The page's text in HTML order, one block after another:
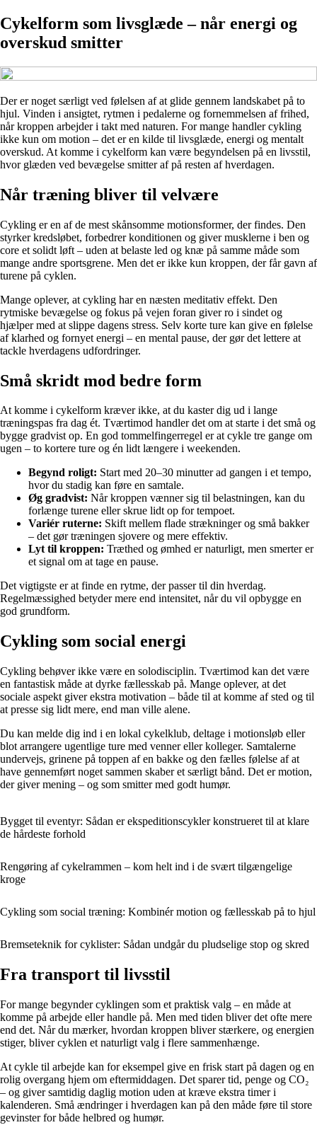
Cykelform som livsglæde – når energi og
overskud smitter
Der er noget særligt ved følelsen af at glide gennem landskabet på to
hjul. Vinden i ansigtet, rytmen i pedalerne og fornemmelsen af frihed,
når kroppen arbejder i takt med naturen. For mange handler cykling
ikke kun om motion – det er en kilde til livsglæde, energi og mentalt
overskud. At komme i cykelform kan være begyndelsen på en livsstil,
hvor glæden ved bevægelse smitter af på resten af hverdagen.
Når træning bliver til velvære
Cykling er en af de mest skånsomme motionsformer, der findes. Den
styrker kredsløbet, forbedrer konditionen og giver musklerne i ben og
core et solidt løft – uden at belaste led og knæ på samme måde som
mange andre sportsgrene. Men det er ikke kun kroppen, der får gavn af
turene på cyklen.
Mange oplever, at cykling har en næsten meditativ effekt. Den
rytmiske bevægelse og fokus på vejen foran giver ro i sindet og
hjælper med at slippe dagens stress. Selv korte ture kan give en følelse
af klarhed og fornyet energi – en mental pause, der gør det lettere at
tackle hverdagens udfordringer.
Små skridt mod bedre form
At komme i cykelform kræver ikke, at du kaster dig ud i lange
træningspas fra dag ét. Tværtimod handler det om at starte i det små og
bygge gradvist op. En god tommelfingerregel er at cykle tre gange om
ugen – to kortere ture og én lidt længere i weekenden.
Begynd roligt: Start med 20–30 minutter ad gangen i et tempo,
hvor du stadig kan føre en samtale.
Øg gradvist: Når kroppen vænner sig til belastningen, kan du
forlænge turene eller skrue lidt op for tempoet.
Variér ruterne: Skift mellem flade strækninger og små bakker
– det gør træningen sjovere og mere effektiv.
Lyt til kroppen: Træthed og ømhed er naturligt, men smerter er
et signal om at tage en pause.
Det vigtigste er at finde en rytme, der passer til din hverdag.
Regelmæssighed betyder mere end intensitet, når du vil opbygge en
god grundform.
Cykling som social energi
Cykling behøver ikke være en solodisciplin. Tværtimod kan det være
en fantastisk måde at dyrke fællesskab på. Mange oplever, at det
sociale aspekt giver ekstra motivation – både til at komme af sted og til
at presse sig lidt mere, end man ville alene.
Du kan melde dig ind i en lokal cykelklub, deltage i motionsløb eller
blot arrangere ugentlige ture med venner eller kolleger. Samtalerne
undervejs, grinene på toppen af en bakke og den fælles følelse af at
have gennemført noget sammen skaber et særligt bånd. Det er motion,
der giver mening – og som smitter med godt humør.
Bygget til eventyr: Sådan er ekspeditionscykler konstrueret til at klare
de hårdeste forhold
Rengøring af cykelrammen – kom helt ind i de svært tilgængelige
kroge
Cykling som social træning: Kombinér motion og fællesskab på to hjul
Bremseteknik for cyklister: Sådan undgår du pludselige stop og skred
Fra transport til livsstil
For mange begynder cyklingen som et praktisk valg – en måde at
komme på arbejde eller handle på. Men med tiden bliver det ofte mere
end det. Når du mærker, hvordan kroppen bliver stærkere, og energien
stiger, bliver cyklen et naturligt valg i flere sammenhænge.
At cykle til arbejde kan for eksempel give en frisk start på dagen og en
rolig overgang hjem om eftermiddagen. Det sparer tid, penge og CO₂
– og giver samtidig daglig motion uden at kræve ekstra timer i
kalenderen. Små ændringer i hverdagen kan på den måde føre til store
gevinster for både helbred og humør.